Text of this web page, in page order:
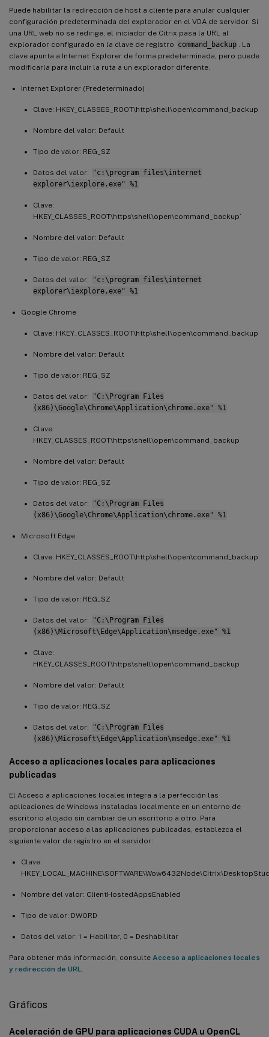
Puede habilitar la redirección de host a cliente para anular cualquier
configuración predeterminada del explorador en el VDA de servidor. Si
una URL web no se redirige, el iniciador de Citrix pasa la URL al
explorador configurado en la clave de registro command_backup
. La
clave apunta a Internet Explorer de forma predeterminada, pero puede
modificarla para incluir la ruta a un explorador diferente.
Internet Explorer (Predeterminado)
Clave: HKEY_CLASSES_ROOT\http\shell\open\command_backup
Nombre del valor: Default
Tipo de valor: REG_SZ
Datos del valor:
"c:\program files\internet
explorer\iexplore.exe" %1
Clave:
HKEY_CLASSES_ROOT\https\shell\open\command_backup`
Nombre del valor: Default
Tipo de valor: REG_SZ
Datos del valor:
"c:\program files\internet
explorer\iexplore.exe" %1
Google Chrome
Clave: HKEY_CLASSES_ROOT\http\shell\open\command_backup
Nombre del valor: Default
Tipo de valor: REG_SZ
Datos del valor:
"C:\Program Files
(x86)\Google\Chrome\Application\chrome.exe" %1
Clave:
HKEY_CLASSES_ROOT\https\shell\open\command_backup
Nombre del valor: Default
Tipo de valor: REG_SZ
Datos del valor:
"C:\Program Files
(x86)\Google\Chrome\Application\chrome.exe" %1
Microsoft Edge
Clave: HKEY_CLASSES_ROOT\http\shell\open\command_backup
Nombre del valor: Default
Tipo de valor: REG_SZ
Datos del valor:
"C:\Program Files
(x86)\Microsoft\Edge\Application\msedge.exe" %1
Clave:
HKEY_CLASSES_ROOT\https\shell\open\command_backup
Nombre del valor: Default
Tipo de valor: REG_SZ
Datos del valor:
"C:\Program Files
(x86)\Microsoft\Edge\Application\msedge.exe" %1
Acceso a aplicaciones locales para aplicaciones
publicadas
El Acceso a aplicaciones locales integra a la perfección las
aplicaciones de Windows instaladas localmente en un entorno de
escritorio alojado sin cambiar de un escritorio a otro. Para
proporcionar acceso a las aplicaciones publicadas, establezca el
siguiente valor de registro en el servidor:
Clave:
Nombre del valor: ClientHostedAppsEnabled
Tipo de valor: DWORD
Datos del valor: 1 = Habilitar, 0 = Deshabilitar
Para obtener más información, consulte Acceso a aplicaciones locales
y redirección de URL
Gráficos
Aceleración de GPU para aplicaciones CUDA u OpenCL